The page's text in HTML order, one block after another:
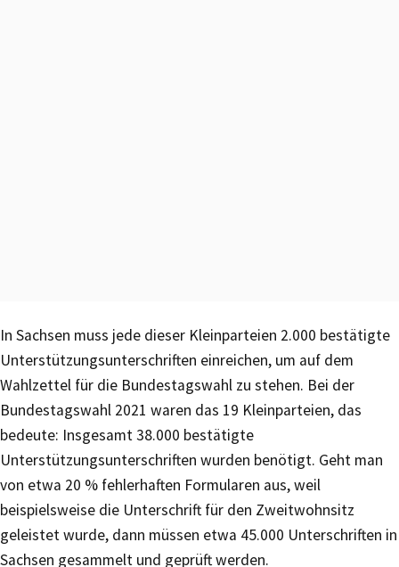
In Sachsen muss jede dieser Kleinparteien 2.000 bestätigte
Unterstützungsunterschriften einreichen, um auf dem
Wahlzettel für die Bundestagswahl zu stehen. Bei der
Bundestagswahl 2021 waren das 19 Kleinparteien, das
bedeute: Insgesamt 38.000 bestätigte
Unterstützungsunterschriften wurden benötigt. Geht man
von etwa 20 % fehlerhaften Formularen aus, weil
beispielsweise die Unterschrift für den Zweitwohnsitz
geleistet wurde, dann müssen etwa 45.000 Unterschriften in
Sachsen gesammelt und geprüft werden.